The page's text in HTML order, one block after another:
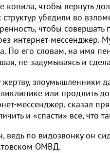
копила, чтобы вернуть
убедили во
чтобы
интернет-мессенджер.
По его словам, на имя
не задумываясь и
злоумышленники
или продлить
мессенджер, сказал
и «спасти» всё, что
ведь по видозвонку он
ОМВД.